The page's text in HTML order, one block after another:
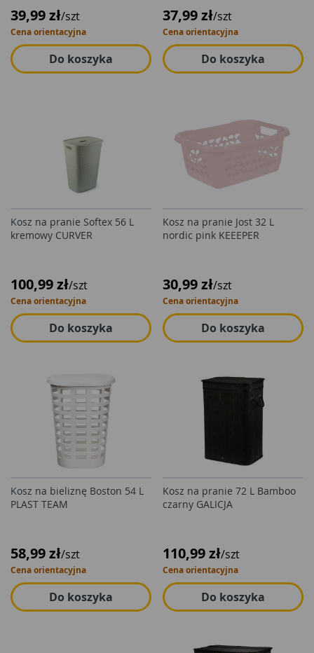
39,99 zł/szt
Cena orientacyjna
Do koszyka
37,99 zł/szt
Cena orientacyjna
Do koszyka
Kosz na pranie Softex 56 L
kremowy CURVER
100,99 zł/szt
Cena orientacyjna
Do koszyka
Kosz na pranie Jost 32 L
nordic pink KEEEPER
30,99 zł/szt
Cena orientacyjna
Do koszyka
Kosz na bieliznę Boston 54 L
PLAST TEAM
58,99 zł/szt
Cena orientacyjna
Do koszyka
Kosz na pranie 72 L Bamboo
czarny GALICJA
110,99 zł/szt
Cena orientacyjna
Do koszyka